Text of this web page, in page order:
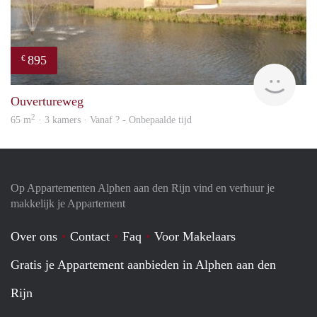
€ 895
Ouvertureweg
65 m2 · 3 kamers · Vanaf ? - Onbepaalde tijd
Op Appartementen Alphen aan den Rijn vind en verhuur je
makkelijk je Appartement
Over ons Contact Faq
Voor Makelaars
Gratis je Appartement aanbieden in Alphen aan den
Rijn